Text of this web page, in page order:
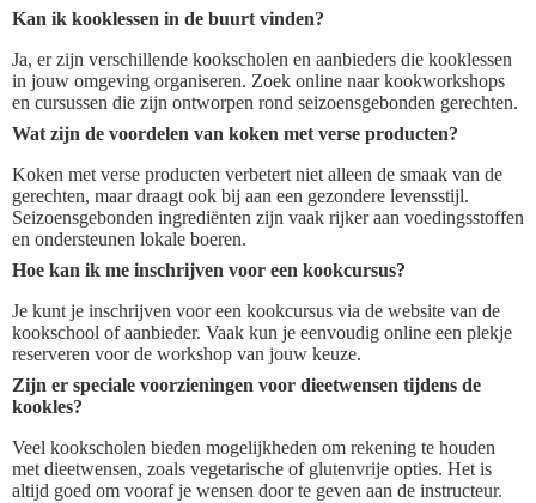
Kan ik kooklessen in de buurt vinden?
Ja, er zijn verschillende kookscholen en aanbieders die kooklessen
in jouw omgeving organiseren. Zoek online naar kookworkshops
en cursussen die zijn ontworpen rond seizoensgebonden gerechten.
Wat zijn de voordelen van koken met verse producten?
Koken met verse producten verbetert niet alleen de smaak van de
gerechten, maar draagt ook bij aan een gezondere levensstijl.
Seizoensgebonden ingrediënten zijn vaak rijker aan voedingsstoffen
en ondersteunen lokale boeren.
Hoe kan ik me inschrijven voor een kookcursus?
Je kunt je inschrijven voor een kookcursus via de website van de
kookschool of aanbieder. Vaak kun je eenvoudig online een plekje
reserveren voor de workshop van jouw keuze.
Zijn er speciale voorzieningen voor dieetwensen tijdens de
kookles?
Veel kookscholen bieden mogelijkheden om rekening te houden
met dieetwensen, zoals vegetarische of glutenvrije opties. Het is
altijd goed om vooraf je wensen door te geven aan de instructeur.